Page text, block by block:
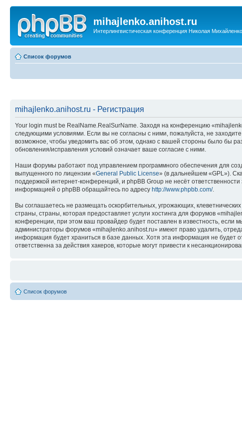
mihajlenko.anihost.ru
Интерлингвистическая конференция Николая Михайленко
Список форумов
mihajlenko.anihost.ru - Регистрация
Your login must be RealName.RealSurName. Заходя на конференцию
следующими условиями. Если вы не согласны с ними, пожалуйста, не
возможное, чтобы уведомить вас об этом, однако с вашей стороны было бы
обновления/исправления условий означает ваше согласие с ними.
Наши форумы работают под управлением программного обеспечения для
выпущенного по лицензии «General Public License» (в дальнейшем «GPL»).
поддержкой интернет-конференций, и phpBB Group не несёт
информацией о phpBB обращайтесь по адресу http://www.phpbb.com/.
Вы соглашаетесь не размещать оскорбительных, угрожающих,
страны, страны, которая предоставляет услуги хостинга для форумов
конференции, при этом ваш провайдер будет поставлен в известность,
администраторы форумов «mihajlenko.anihost.ru» имеют право удалить,
информация будет храниться в базе данных. Хотя эта информация не
ответственна за действия хакеров, которые могут привести к
Список форумов